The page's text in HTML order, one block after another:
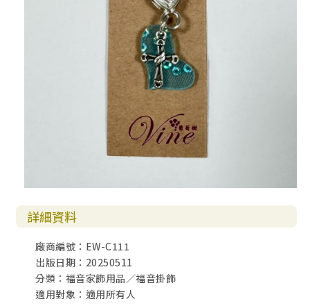
詳細資料
廠商編號：EW-C111
出版日期：20250511
分類：福音家飾用品／福音掛飾
適用對象：適用所有人